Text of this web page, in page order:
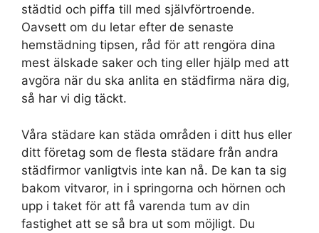
städtid och piffa till med självförtroende.
Oavsett om du letar efter de senaste
hemstädning tipsen, råd för att rengöra dina
mest älskade saker och ting eller hjälp med att
avgöra när du ska anlita en städfirma nära dig,
så har vi dig täckt.
Våra städare kan städa områden i ditt hus eller
ditt företag som de flesta städare från andra
städfirmor vanligtvis inte kan nå. De kan ta sig
bakom vitvaror, in i springorna och hörnen och
upp i taket för att få varenda tum av din
fastighet att se så bra ut som möjligt. Du